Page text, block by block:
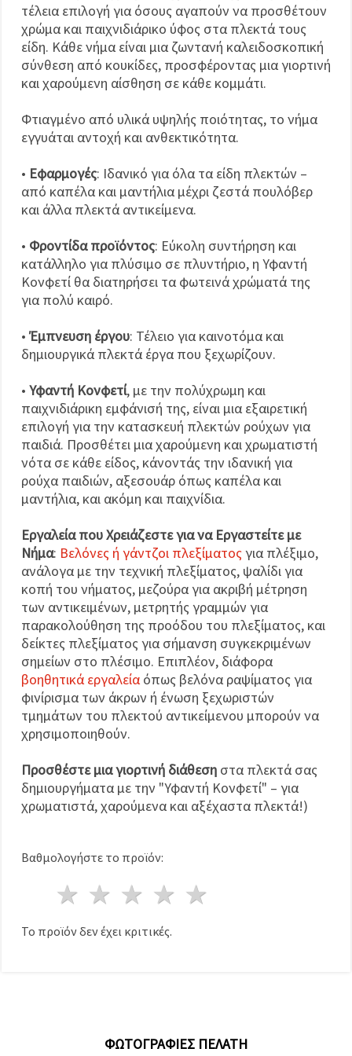
τέλεια επιλογή για όσους αγαπούν να προσθέτουν
χρώμα και παιχνιδιάρικο ύφος στα πλεκτά τους
είδη. Κάθε νήμα είναι μια ζωντανή καλειδοσκοπική
σύνθεση από κουκίδες, προσφέροντας μια γιορτινή
και χαρούμενη αίσθηση σε κάθε κομμάτι.
Φτιαγμένο από υλικά υψηλής ποιότητας, το νήμα
εγγυάται αντοχή και ανθεκτικότητα.
• Εφαρμογές: Ιδανικό για όλα τα είδη πλεκτών –
από καπέλα και μαντήλια μέχρι ζεστά πουλόβερ
και άλλα πλεκτά αντικείμενα.
• Φροντίδα προϊόντος: Εύκολη συντήρηση και
κατάλληλο για πλύσιμο σε πλυντήριο, η Υφαντή
Κονφετί θα διατηρήσει τα φωτεινά χρώματά της
για πολύ καιρό.
• Έμπνευση έργου: Τέλειο για καινοτόμα και
δημιουργικά πλεκτά έργα που ξεχωρίζουν.
• Υφαντή Κονφετί, με την πολύχρωμη και
παιχνιδιάρικη εμφάνισή της, είναι μια εξαιρετική
επιλογή για την κατασκευή πλεκτών ρούχων για
παιδιά. Προσθέτει μια χαρούμενη και χρωματιστή
νότα σε κάθε είδος, κάνοντάς την ιδανική για
ρούχα παιδιών, αξεσουάρ όπως καπέλα και
μαντήλια, και ακόμη και παιχνίδια.
Εργαλεία που Χρειάζεστε για να Εργαστείτε με
Νήμα: Βελόνες ή γάντζοι πλεξίματοςγια πλέξιμο,
ανάλογα με την τεχνική πλεξίματος, ψαλίδι για
κοπή του νήματος, μεζούρα για ακριβή μέτρηση
των αντικειμένων, μετρητής γραμμών για
παρακολούθηση της προόδου του πλεξίματος, και
δείκτες πλεξίματος για σήμανση συγκεκριμένων
σημείων στο πλέσιμο. Επιπλέον, διάφορα
βοηθητικά εργαλεία όπως βελόνα ραψίματος για
φινίρισμα των άκρων ή ένωση ξεχωριστών
τμημάτων του πλεκτού αντικείμενου μπορούν να
χρησιμοποιηθούν.
Προσθέστε μια γιορτινή διάθεση στα πλεκτά σας
δημιουργήματα με την "Υφαντή Κονφετί" – για
χρωματιστά, χαρούμενα και αξέχαστα πλεκτά!)
Βαθμολογήστε το προϊόν:
4 Αστέρια
3 Αστέρια
2 Αστέρια
1 Αστέρι
Το προϊόν δεν έχει κριτικές.
ΦΩΤΟΓΡΑΦΊΕΣ ΠΕΛΆΤΗ